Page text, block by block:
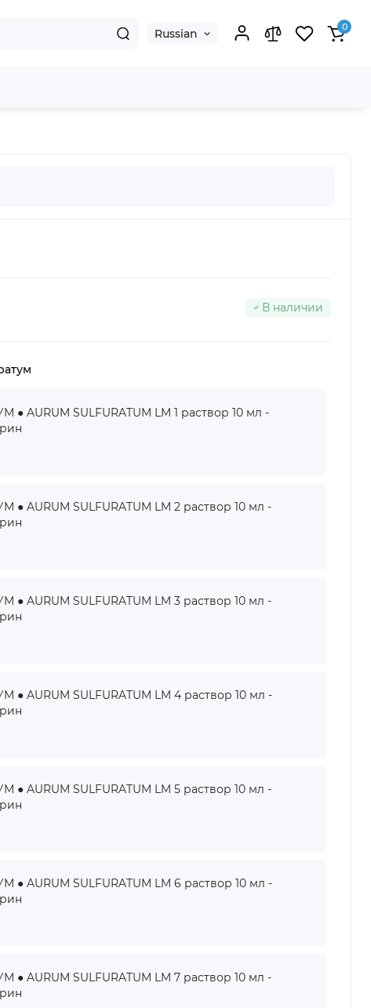
Russian 0
В наличии
AURUM SULFURATUM LM 1 раствор 10 мл -
AURUM SULFURATUM LM 2 раствор 10 мл -
AURUM SULFURATUM LM 3 раствор 10 мл -
AURUM SULFURATUM LM 4 раствор 10 мл -
AURUM SULFURATUM LM 5 раствор 10 мл -
AURUM SULFURATUM LM 6 раствор 10 мл -
AURUM SULFURATUM LM 7 раствор 10 мл -